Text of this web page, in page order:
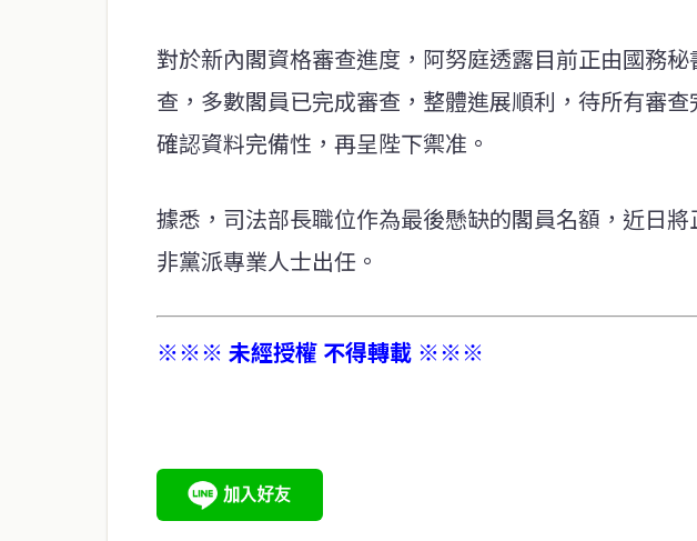
對於新內閣資格審查進度，阿努庭透露目前正由國務
查，多數閣員已完成審查，整體進展順利，待所有審
確認資料完備性，再呈陛下禦准。
據悉，司法部長職位作為最後懸缺的閣員名額，近日
非黨派專業人士出任。
※※※ 未經授權 不得轉載 ※※※